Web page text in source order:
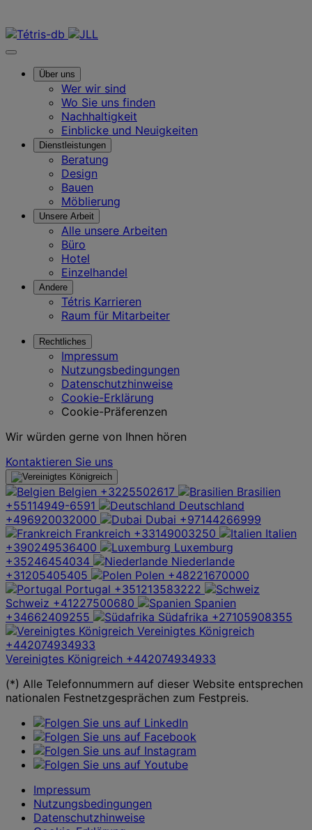
Über uns
Wer wir sind
Wo Sie uns finden
Nachhaltigkeit
Einblicke und Neuigkeiten
Dienstleistungen
Beratung
Design
Bauen
Möblierung
Unsere Arbeit
Alle unsere Arbeiten
Büro
Hotel
Einzelhandel
Andere
Tétris Karrieren
Raum für Mitarbeiter
Rechtliches
Impressum
Nutzungsbedingungen
Datenschutzhinweise
Cookie-Erklärung
Cookie-Präferenzen
Wir würden gerne von Ihnen hören
Kontaktieren Sie uns
Belgien +3225502617
Brasilien
+55114949-6591
Deutschland
+496920032000
Dubai +97144266999
Frankreich +33149003250
Italien
+390249536400
Luxemburg
+35246454034
Niederlande
+31205405405
Polen +48221670000
Portugal +351213583222
Schweiz +41227500680
Spanien
+34662409255
Südafrika +27105908355
Vereinigtes Königreich
+442074934933
Vereinigtes Königreich +442074934933
(*) Alle Telefonnummern auf dieser Website entsprechen
nationalen Festnetzgesprächen zum Festpreis.
Impressum
Nutzungsbedingungen
Datenschutzhinweise